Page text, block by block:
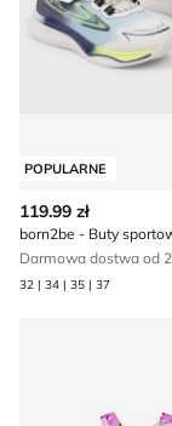
POPULARNE
119.99 zł
Darmowa dostwa od
32 | 34 | 35 | 37